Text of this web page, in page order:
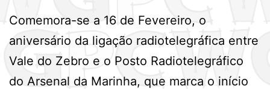
Comemora-se a 16 de Fevereiro, o
aniversário da ligação radiotelegráfica entre
Vale do Zebro e o Posto Radiotelegráfico
do Arsenal da Marinha, que marca o início